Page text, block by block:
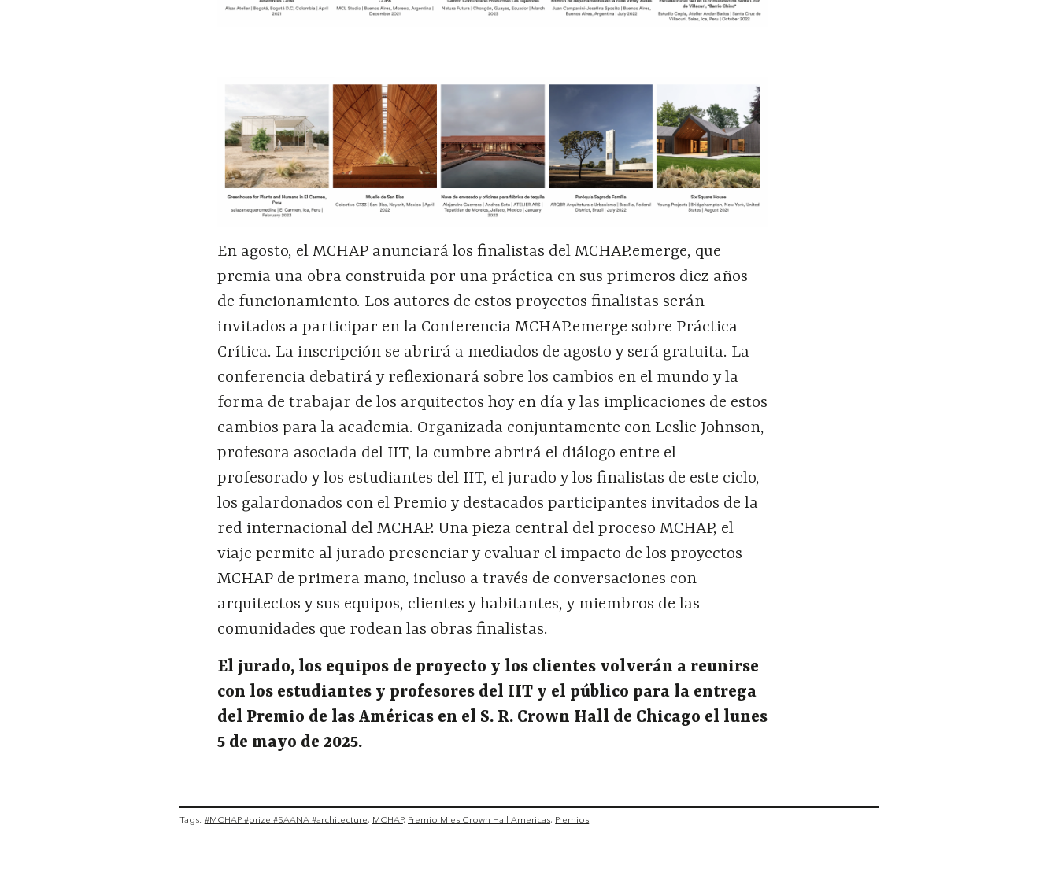
En agosto, el MCHAP anunciará los finalistas del MCHAP.emerge, que
premia una obra construida por una práctica en sus primeros diez años
de funcionamiento. Los autores de estos proyectos finalistas serán
invitados a participar en la Conferencia MCHAP.emerge sobre Práctica
Crítica. La inscripción se abrirá a mediados de agosto y será gratuita. La
conferencia debatirá y reflexionará sobre los cambios en el mundo y la
forma de trabajar de los arquitectos hoy en día y las implicaciones de estos
cambios para la academia. Organizada conjuntamente con Leslie Johnson,
profesora asociada del IIT, la cumbre abrirá el diálogo entre el
profesorado y los estudiantes del IIT, el jurado y los finalistas de este ciclo,
los galardonados con el Premio y destacados participantes invitados de la
red internacional del MCHAP. Una pieza central del proceso MCHAP, el
viaje permite al jurado presenciar y evaluar el impacto de los proyectos
MCHAP de primera mano, incluso a través de conversaciones con
arquitectos y sus equipos, clientes y habitantes, y miembros de las
comunidades que rodean las obras finalistas.
El jurado, los equipos de proyecto y los clientes volverán a reunirse
con los estudiantes y profesores del IIT y el público para la entrega
del Premio de las Américas en el S. R. Crown Hall de Chicago el lunes
5 de mayo de 2025.
Tags: #MCHAP #prize #SAANA #architecture MCHAP Premio Mies Crown Hall Americas Premios